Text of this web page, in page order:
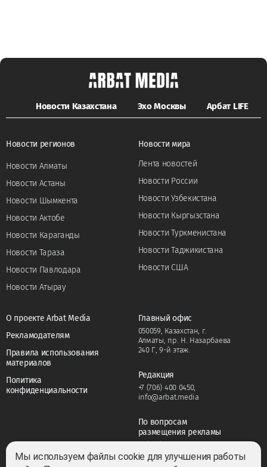
Новости Казахстана Эхо Москвы Арбат LIFE
Новости регионов
Новости Алматы
Новости Астаны
Новости Шымкента
Новости Актобе
Новости Караганды
Новости Тараза
Новости Павлодара
Новости Атырау
Новости мира
Лента новостей
Новости России
Новости Узбекистана
Новости Кыргызстана
Новости Туркменистана
Новости Таджикистана
Новости США
О проекте Arbat Media
Рекламодателям
Правила использования
материалов
Политика
конфиденциальности
Главный офис
050059, Казахстан, г.
Алматы, пр. Н. Назарбаева
240 Г, 9-й этаж.
Редакция
+7 (706) 400 0450,
info@arbat.media
По вопросам
размещения рекламы
adv@arbat.media
Мы используем файлы cookie для улучшения работы